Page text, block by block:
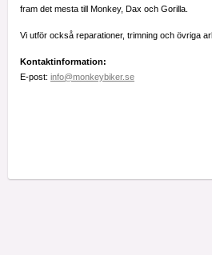
fram det mesta till Monkey, Dax och Gorilla.
Vi utför också reparationer, trimning och övriga
Kontaktinformation:
E-post: info@monkeybiker.se